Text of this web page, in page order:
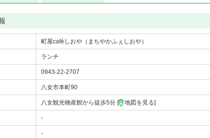
町屋caféしおや（まちやかふぇしおや）
ランチ
0943-22-2707
八女市本町90
八女観光物産館から徒歩5分 [ 地図を見る]
-
-